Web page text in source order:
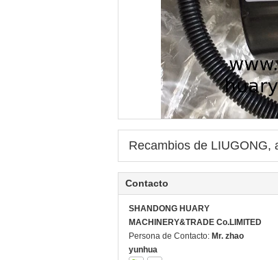
Recambios de LIUGONG,
Contacto
SHANDONG HUARY
MACHINERY&TRADE Co.LIMITED
Persona de Contacto: Mr. zhao
yunhua